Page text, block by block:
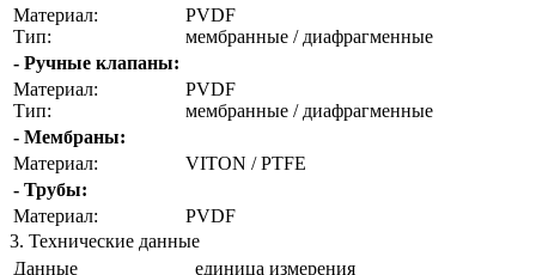
Материал:
Тип:
PVDF
мембранные / диафрагменные
- Ручные клапаны:
Материал:
Тип:
PVDF
мембранные / диафрагменные
- Мембраны:
Материал:
VITON / PTFE
- Трубы:
Материал:
PVDF
3. Технические данные
Данные
единица измерения